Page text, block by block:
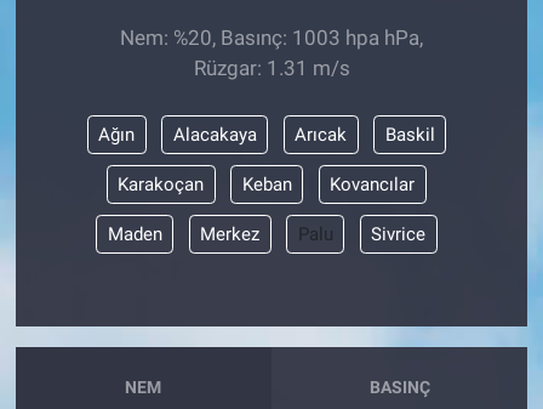
Nem: %20, Basınç: 1003 hpa hPa,
Rüzgar: 1.31 m/s
Ağın Alacakaya Arıcak Baskil
Karakoçan Keban Kovancılar
Maden Merkez Palu Sivrice
NEM BASINÇ